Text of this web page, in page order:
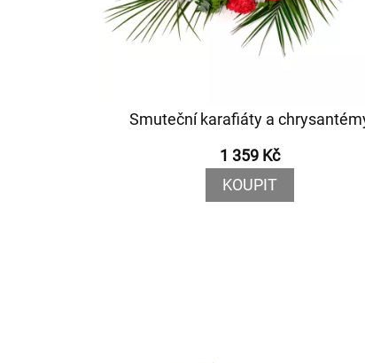
Smuteční karafiáty a
1 359 Kč
KOUPIT